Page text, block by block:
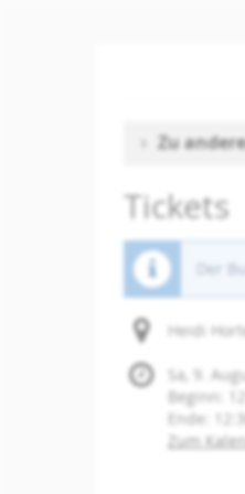
Zu
Tickets
Der
Heidi
Sa, 9.
Beginn:
Ende:
Zum